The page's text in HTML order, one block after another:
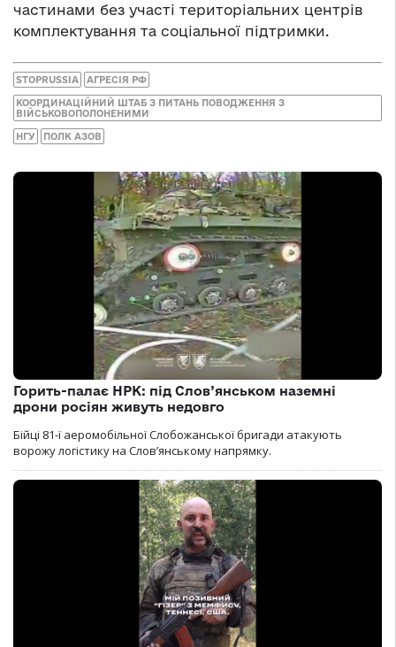
частинами без участі територіальних центрів
комплектування та соціальної підтримки.
STOPRUSSIA АГРЕСІЯ РФ
КООРДИНАЦІЙНИЙ ШТАБ З ПИТАНЬ ПОВОДЖЕННЯ З
ВІЙСЬКОВОПОЛОНЕНИМИ
НГУ ПОЛК АЗОВ
Горить-палає НРК: під Слов’янськом наземні
дрони росіян живуть недовго
Бійці 81-ї аеромобільної Слобожанської бригади атакують
ворожу логістику на Словʼянському напрямку.